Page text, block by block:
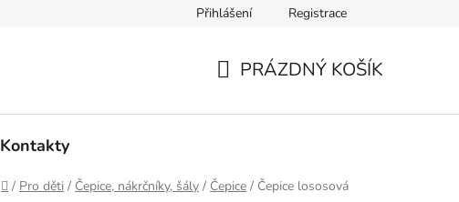
Přihlášení Registrace
PRÁZDNÝ KOŠÍK
Kontakty
Domů
/ Pro děti / Čepice, nákrčníky, šály / Čepice / Čepice lososová